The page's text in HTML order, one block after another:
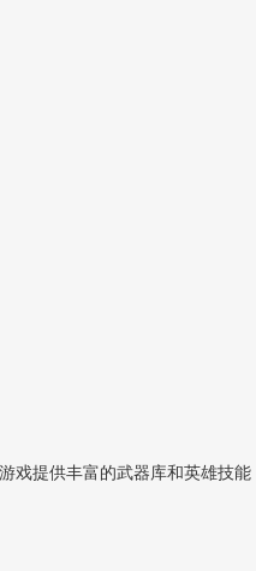
戏提供丰富的武器库和英雄技